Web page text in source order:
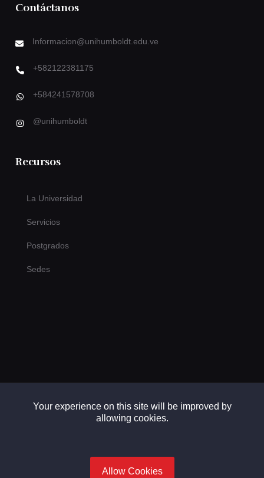
Contáctanos
Informacion@unihumboldt.edu.ve
+582122381175
+584241578708
@unihumboldt
Recursos
La Universidad
Servicios
Postgrados
Sedes
Copyright © 2026. Universidad Alejandro Humboldt
Your experience on this site will be improved by
allowing cookies.
Allow Cookies